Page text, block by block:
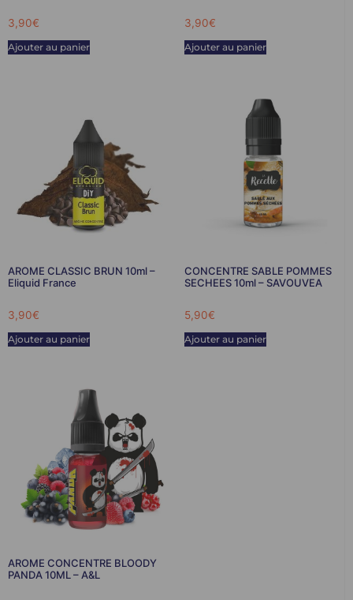
3,90€
Ajouter au panier
3,90€
Ajouter au panier
AROME CLASSIC BRUN 10ml –
Eliquid France
3,90€
Ajouter au panier
CONCENTRE SABLE POMMES
SECHEES 10ml – SAVOUVEA
5,90€
Ajouter au panier
AROME CONCENTRE BLOODY
PANDA 10ML – A&L